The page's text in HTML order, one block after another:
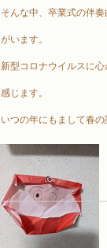
そんな中、卒業式の伴
がいます。
新型コロナウイルスに
感じます。
いつの年にもまして春